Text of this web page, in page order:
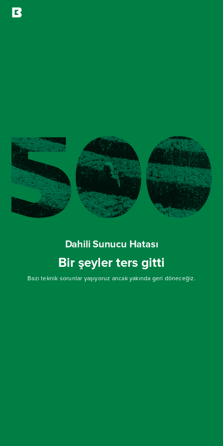
Dahili Sunucu Hatası
Bir şeyler ters gitti
Bazı teknik sorunlar yaşıyoruz ancak yakında geri döneceğiz.